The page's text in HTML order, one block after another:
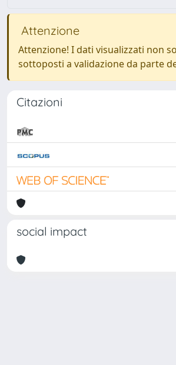
Attenzione
Attenzione! I dati visualizzati non
sottoposti a validazione da parte
Citazioni
social impact